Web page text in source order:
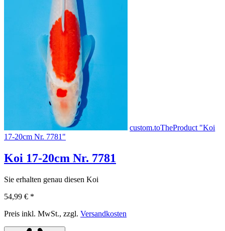
custom.toTheProduct "Koi
17-20cm Nr. 7781"
Koi 17-20cm Nr. 7781
Sie erhalten genau diesen Koi
54,99 € *
Preis inkl. MwSt., zzgl. Versandkosten